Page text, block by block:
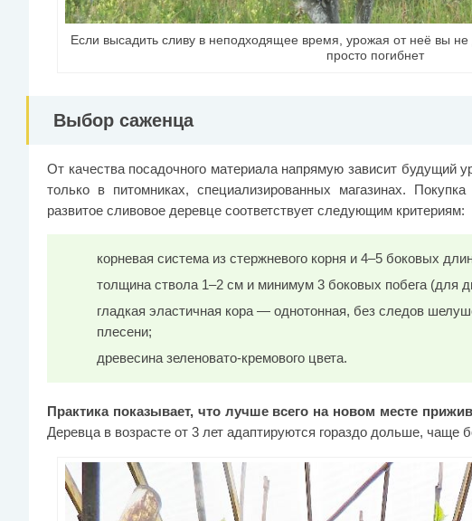
Если высадить сливу в неподходящее время, урожая от неё вы
просто погибнет
Выбор саженца
От качества посадочного материала напрямую зависит будущий
только в питомниках, специализированных магазинах.
развитое сливовое деревце соответствует следующим критериям:
корневая система из стержневого корня и 4–5 боковых
толщина ствола 1–2 см и минимум 3 боковых побега (для
гладкая эластичная кора — однотонная, без следов
плесени;
древесина зеленовато-кремового цвета.
Практика показывает, что лучше всего на новом месте
Деревца в возрасте от 3 лет адаптируются гораздо дольше, чаще